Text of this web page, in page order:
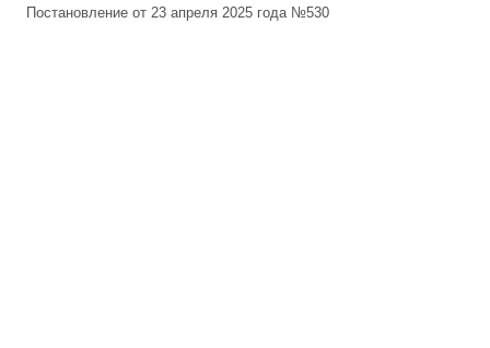
Постановление от 23 апреля 2025 года №530